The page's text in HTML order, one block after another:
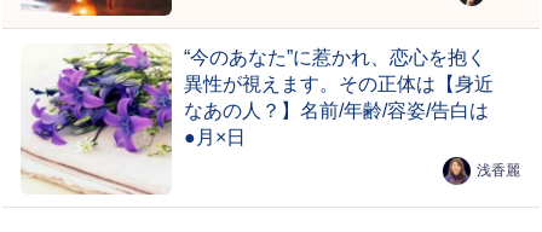
“今のあなた”に惹かれ、恋心を抱く
異性が視えます。その正体は【身近
なあの人？】名前/年齢/容姿/告白は
●月×日
浅香麗